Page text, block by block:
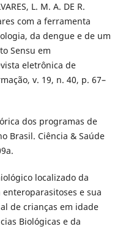
L. M. A. DE R.
com a ferramenta
da dengue e de um
Sensu em
eletrônica de
v. 19, n. 40, p. 67–
dos programas de
Brasil. Ciência & Saúde
localizado da
e sua
de crianças em idade
Biológicas e da